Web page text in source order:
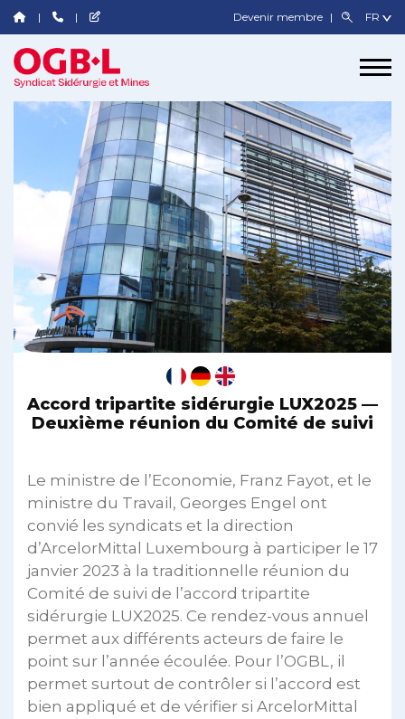
Devenir membre
Accord tripartite sidérurgie LUX2025 —
Deuxième réunion du Comité de suivi
Le ministre de l’Economie, Franz Fayot, et le
ministre du Travail, Georges Engel ont
convié les syndicats et la direction
d’ArcelorMittal Luxembourg à participer le 17
janvier 2023 à la traditionnelle réunion du
Comité de suivi de l’accord tripartite
sidérurgie LUX2025. Ce rendez-vous annuel
permet aux différents acteurs de faire le
point sur l’année écoulée. Pour l’OGBL, il
permet surtout de contrôler si l’accord est
bien appliqué et de vérifier si ArcelorMittal